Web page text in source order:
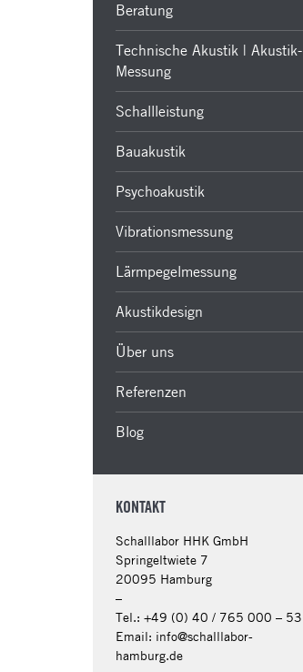
Beratung
Technische Akustik | Akustik-
Messung
Schallleistung
Bauakustik
Psychoakustik
Vibrationsmessung
Lärmpegelmessung
Akustikdesign
Über uns
Referenzen
Blog
KONTAKT
Schalllabor HHK GmbH
Springeltwiete 7
20095 Hamburg
–
Tel.: +49 (0) 40 / 765 000 – 53
Email: info@schalllabor-
hamburg.de